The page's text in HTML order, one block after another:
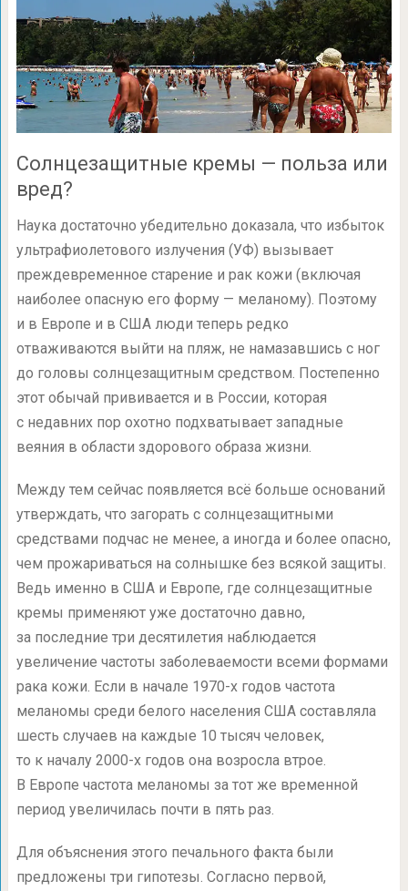
Солнцезащитные кремы — польза или
вред?
Наука достаточно убедительно доказала, что избыток
ультрафиолетового излучения (УФ) вызывает
преждевременное старение и рак кожи (включая
наиболее опасную его форму — меланому). Поэтому
и в Европе и в США люди теперь редко
отваживаются выйти на пляж, не намазавшись с ног
до головы солнцезащитным средством. Постепенно
этот обычай прививается и в России, которая
с недавних пор охотно подхватывает западные
веяния в области здорового образа жизни.
Между тем сейчас появляется всё больше оснований
утверждать, что загорать с солнцезащитными
средствами подчас не менее, а иногда и более опасно,
чем прожариваться на солнышке без всякой защиты.
Ведь именно в США и Европе, где солнцезащитные
кремы применяют уже достаточно давно,
за последние три десятилетия наблюдается
увеличение частоты заболеваемости всеми формами
рака кожи. Если в начале 1970-хгодов частота
меланомы среди белого населения США составляла
шесть случаев на каждые 10 тысяч человек,
то к началу 2000-хгодов она возросла втрое.
В Европе частота меланомы за тот же временной
период увеличилась почти в пять раз.
Для объяснения этого печального факта были
предложены три гипотезы. Согласно первой,